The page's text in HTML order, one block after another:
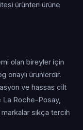
ürünten ürüne
olan bireyler için
onaylı ürünlerdir.
ve hassas cilt
La Roche-Posay,
sıkça tercih